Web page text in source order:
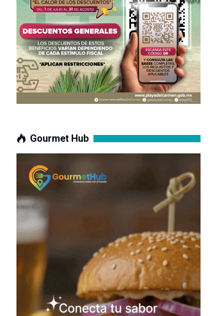
Gourmet Hub